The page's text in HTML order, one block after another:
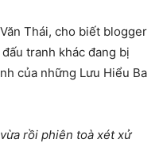
Thái, cho biết blogger
tranh khác đang bị
của những Lưu Hiểu Ba
rồi phiên toà xét xử